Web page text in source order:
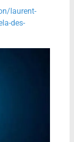
laurent-
des-